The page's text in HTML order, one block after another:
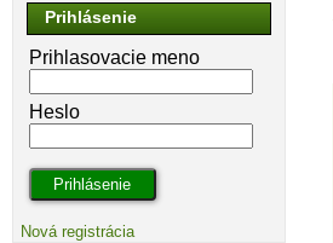
Prihlásenie
Prihlasovacie meno
Heslo
Nová registrácia